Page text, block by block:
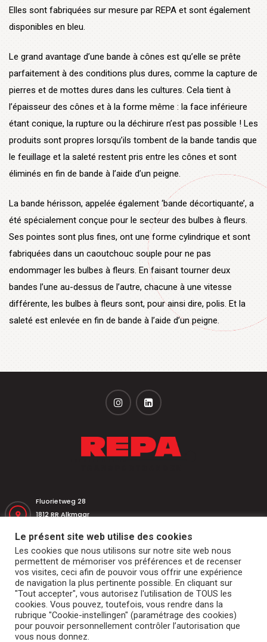
Elles sont fabriquées sur mesure par REPA et sont également
disponibles en bleu.
Le grand avantage d’une bande à cônes est qu’elle se prête
parfaitement à des conditions plus dures, comme la capture de
pierres et de mottes dures dans les cultures. Cela tient à
l’épaisseur des cônes et à la forme même : la face inférieure
étant conique, la rupture ou la déchirure n’est pas possible ! Les
produits sont propres lorsqu’ils tombent de la bande tandis que
le feuillage et la saleté restent pris entre les cônes et sont
éliminés en fin de bande à l’aide d’un peigne.
La bande hérisson, appelée également ‘bande décortiquante’, a
été spécialement conçue pour le secteur des bulbes à fleurs.
Ses pointes sont plus fines, ont une forme cylindrique et sont
fabriquées dans un caoutchouc souple pour ne pas
endommager les bulbes à fleurs. En faisant tourner deux
bandes l’une au-dessus de l’autre, chacune à une vitesse
différente, les bulbes à fleurs sont, pour ainsi dire, polis. Et la
saleté est enlevée en fin de bande à l’aide d’un peigne.
Fluorietweg 28
1812 RR Alkmaar
+31 (0)251 320 533
+31 (0)251 316 542
repa@repatransportbanden.nl
Le présent site web utilise des cookies
Les cookies que nous utilisons sur notre site web nous
permettent de mémoriser vos préférences et de recenser
vos visites, ceci afin de pouvoir vous offrir une expérience
de navigation la plus pertinente possible. En cliquant sur
"Tout accepter", vous autorisez l'utilisation de TOUS les
cookies. Vous pouvez, toutefois, vous rendre dans la
rubrique "Cookie-instellingen" (paramétrage des cookies)
pour pouvoir personnellement contrôler l’autorisation que
vous nous donnez.